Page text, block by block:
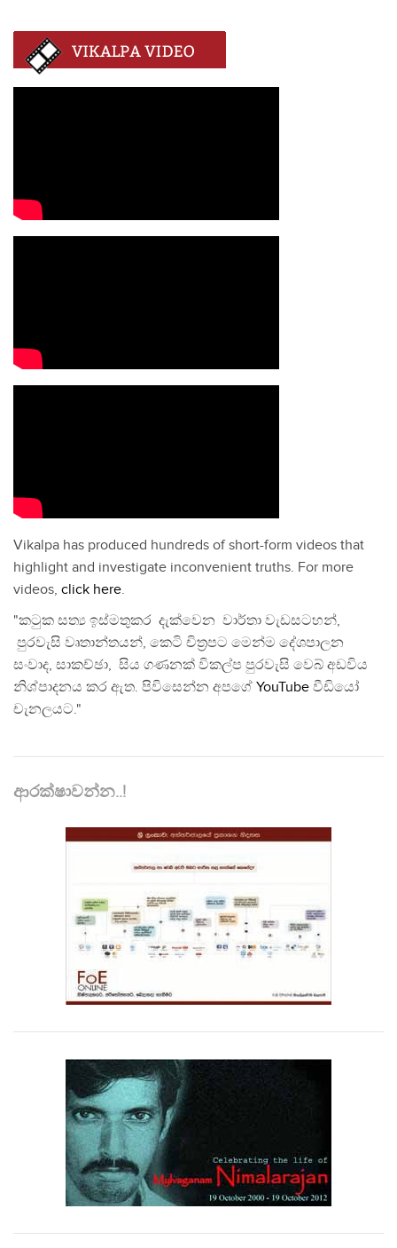
Vikalpa has produced hundreds of short-form videos that
highlight and investigate inconvenient truths. For more
videos, click here.
"කටුක සත්‍ය ඉස්මතුකර දැක්වෙන වාර්තා වැඩසටහන්,
පුරවැසි වෘතාන්තයන්, කෙටි චිත්‍රපට මෙන්ම දේශපාලන
සංවාද, සාකච්ඡා, සිය ගණනක් විකල්ප පුරවැසි වෙබ් අඩවිය
නිශ්පාදනය කර ඇත. පිවිසෙන්න අපගේ YouTube වීඩියෝ
චැනලයට."
ආරක්ෂාවන්න..!